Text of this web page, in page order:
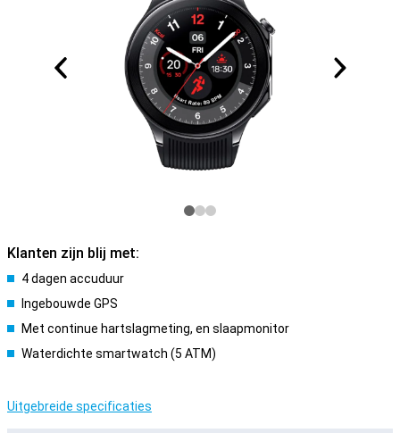
Klanten zijn blij met:
4 dagen accuduur
Ingebouwde GPS
Met continue hartslagmeting, en slaapmonitor
Waterdichte smartwatch (5 ATM)
Uitgebreide specificaties